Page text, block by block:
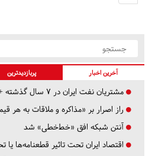
آخرین اخبار پربازدیدترین
مشتریان نفت ایران در ۷ سال گذشته +فیلم
راز اصرار بر «مذاکره و ملاقات به
آنتن شبکه افق «خط‌خطی» شد
اقتصاد ایران تحت تاثیر قطعنامه‌ها یا